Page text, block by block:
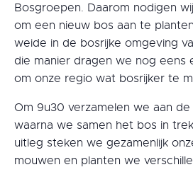
Bosgroepen. Daarom nodigen
om een nieuw bos aan te
weide in de bosrijke omgeving
die manier dragen we nog eens
om onze regio wat bosrijker te
Om 9u30 verzamelen we aan de
waarna we samen het bos in
uitleg steken we gezamenlijk
mouwen en planten we